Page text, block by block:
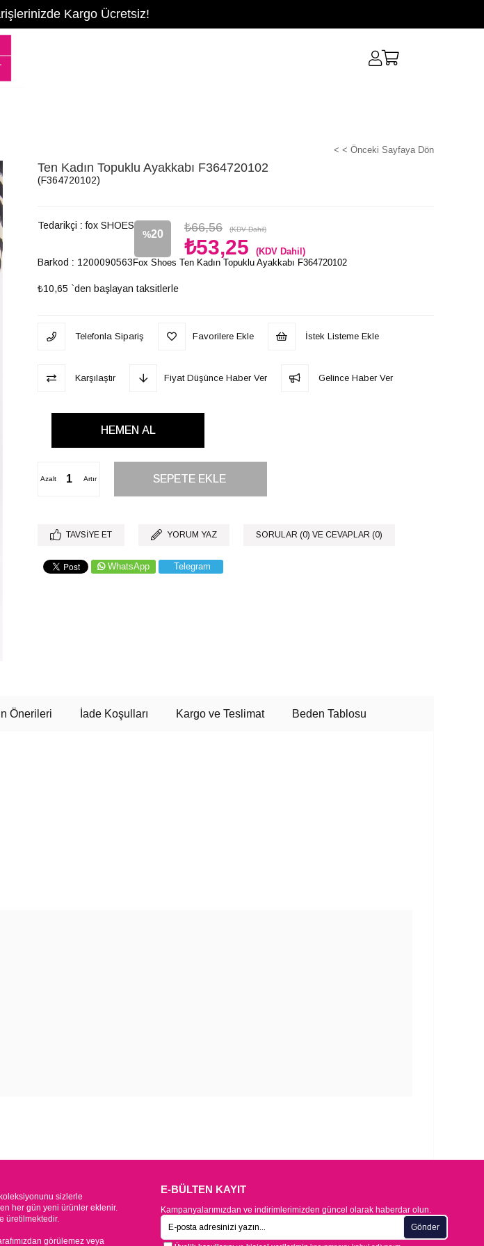
Kargo Ücretsiz!
< < Önceki Sayfaya Dön
Ten Kadın Topuklu Ayakkabı F364720102
(F364720102)
Tedarikçi : fox SHOES
%20
İndirim
₺66,56 (KDV Dahil)
₺53,25 (KDV Dahil)
Barkod : 1200090563
₺10,65 `den başlayan taksitlerle
Fox Shoes Ten Kadın Topuklu Ayakkabı F364720102
Telefonla Sipariş Favorilere Ekle İstek Listeme Ekle
Karşılaştır Fiyat Düşünce Haber Ver Gelince Haber Ver
Artır
Azalt
TAVSIYE ET YORUM YAZ SORULAR (0) VE CEVAPLAR (0)
WhatsApp Telegram
Önerileri İade Koşulları Kargo ve Teslimat Beden Tablosu
sizlerle
her gün yeni ürünler eklenir.
üretilmektedir.
görülemez veya
E-BÜLTEN KAYIT
Kampanyalarımızdan ve indirimlerimizden güncel olarak haberdar olun.
Gönder